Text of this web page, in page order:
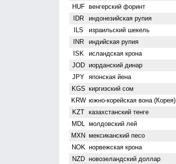
HUF венгерский форинт
IDR индонезийская рупия
ILS израильский шекель
INR индийская рупия
ISK исландская крона
JOD иорданский динар
JPY японская йена
KGS киргизский сом
KRW южно-корейская вона (Корея)
KZT казахстанский тенге
MDL молдовский лей
MXN мексиканский песо
NOK норвежская крона
NZD ново­зеландский доллар